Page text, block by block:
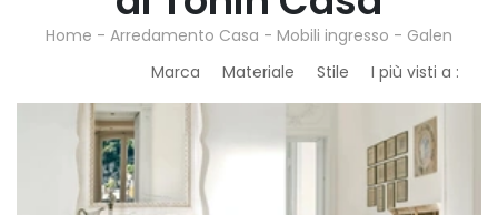
Home - Arredamento Casa - Mobili ingresso - Galen
Marca
Materiale Stile I più visti a :